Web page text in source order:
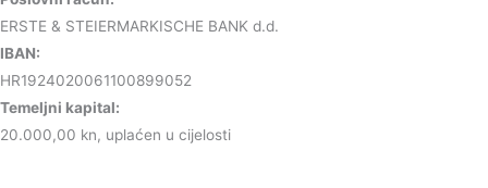
ERSTE & STEIERMARKISCHE BANK d.d.
IBAN:
HR1924020061100899052
Temeljni kapital:
20.000,00 kn, uplaćen u cijelosti